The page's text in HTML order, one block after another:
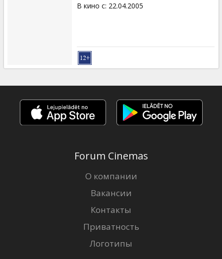
В кино с: 22.04.2005
Forum Cinemas
О компании
Вакансии
Контакты
Приватность
Логотипы